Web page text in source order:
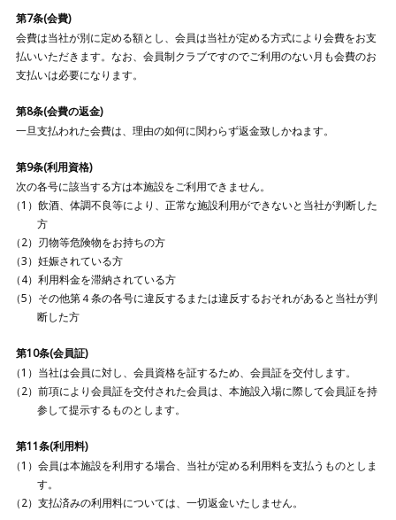
第7条(会費)
会費は当社が別に定める額とし、会員は当社が定める方式により会費をお支
払いいただきます。なお、会員制クラブですのでご利用のない月も会費のお
支払いは必要になります。
第8条(会費の返金)
一旦支払われた会費は、理由の如何に関わらず返金致しかねます。
第9条(利用資格)
次の各号に該当する方は本施設をご利用できません。
飲酒、体調不良等により、正常な施設利用ができないと当社が判断した
方
刃物等危険物をお持ちの方
妊娠されている方
利用料金を滞納されている方
その他第４条の各号に違反するまたは違反するおそれがあると当社が判
断した方
第10条(会員証)
当社は会員に対し、会員資格を証するため、会員証を交付します。
前項により会員証を交付された会員は、本施設入場に際して会員証を持
参して提示するものとします。
第11条(利用料)
会員は本施設を利用する場合、当社が定める利用料を支払うものとしま
す。
支払済みの利用料については、一切返金いたしません。